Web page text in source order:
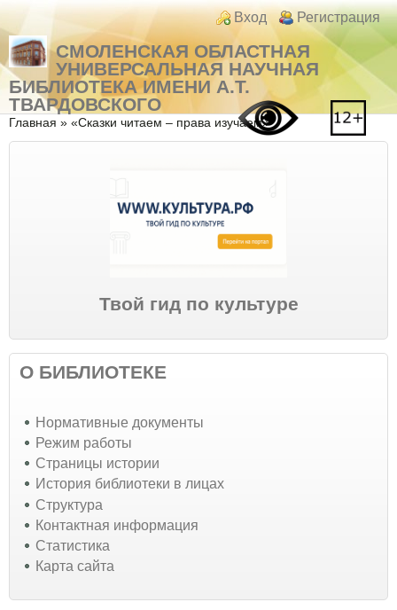
Перейти к основному содержанию
Skip to search
Login links
Вход Регистрация
СМОЛЕНСКАЯ ОБЛАСТНАЯ
УНИВЕРСАЛЬНАЯ НАУЧНАЯ
БИБЛИОТЕКА ИМЕНИ А.Т.
ТВАРДОВСКОГО
Вы здесь
Главная » «Сказки читаем – права изучаем»
Твой гид по культуре
О БИБЛИОТЕКЕ
Нормативные документы
Режим работы
Страницы истории
История библиотеки в лицах
Структура
Контактная информация
Статистика
Карта сайта